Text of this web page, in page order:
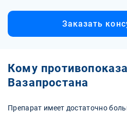
Заказать
Кому
Вазапростана
Препарат имеет достаточно